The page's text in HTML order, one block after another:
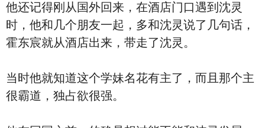
他还记得刚从国外回来，在酒店门口遇到沈灵
时，他和几个朋友一起，多和沈灵说了几句话，
霍东宸就从酒店出来，带走了沈灵。
当时他就知道这个学妹名花有主了，而且那个主
很霸道，独占欲很强。